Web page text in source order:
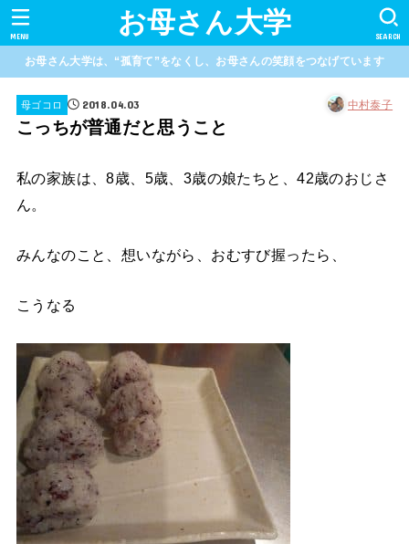
お母さん大学 SEARCH
MENU
お母さん大学は、“孤育て”をなくし、お母さんの笑顔をつなげています
母ゴコロ 2018.04.03 中村泰子
こっちが普通だと思うこと
私の家族は、8歳、5歳、3歳の娘たちと、42歳のおじさ
ん。
みんなのこと、想いながら、おむすび握ったら、
こうなる